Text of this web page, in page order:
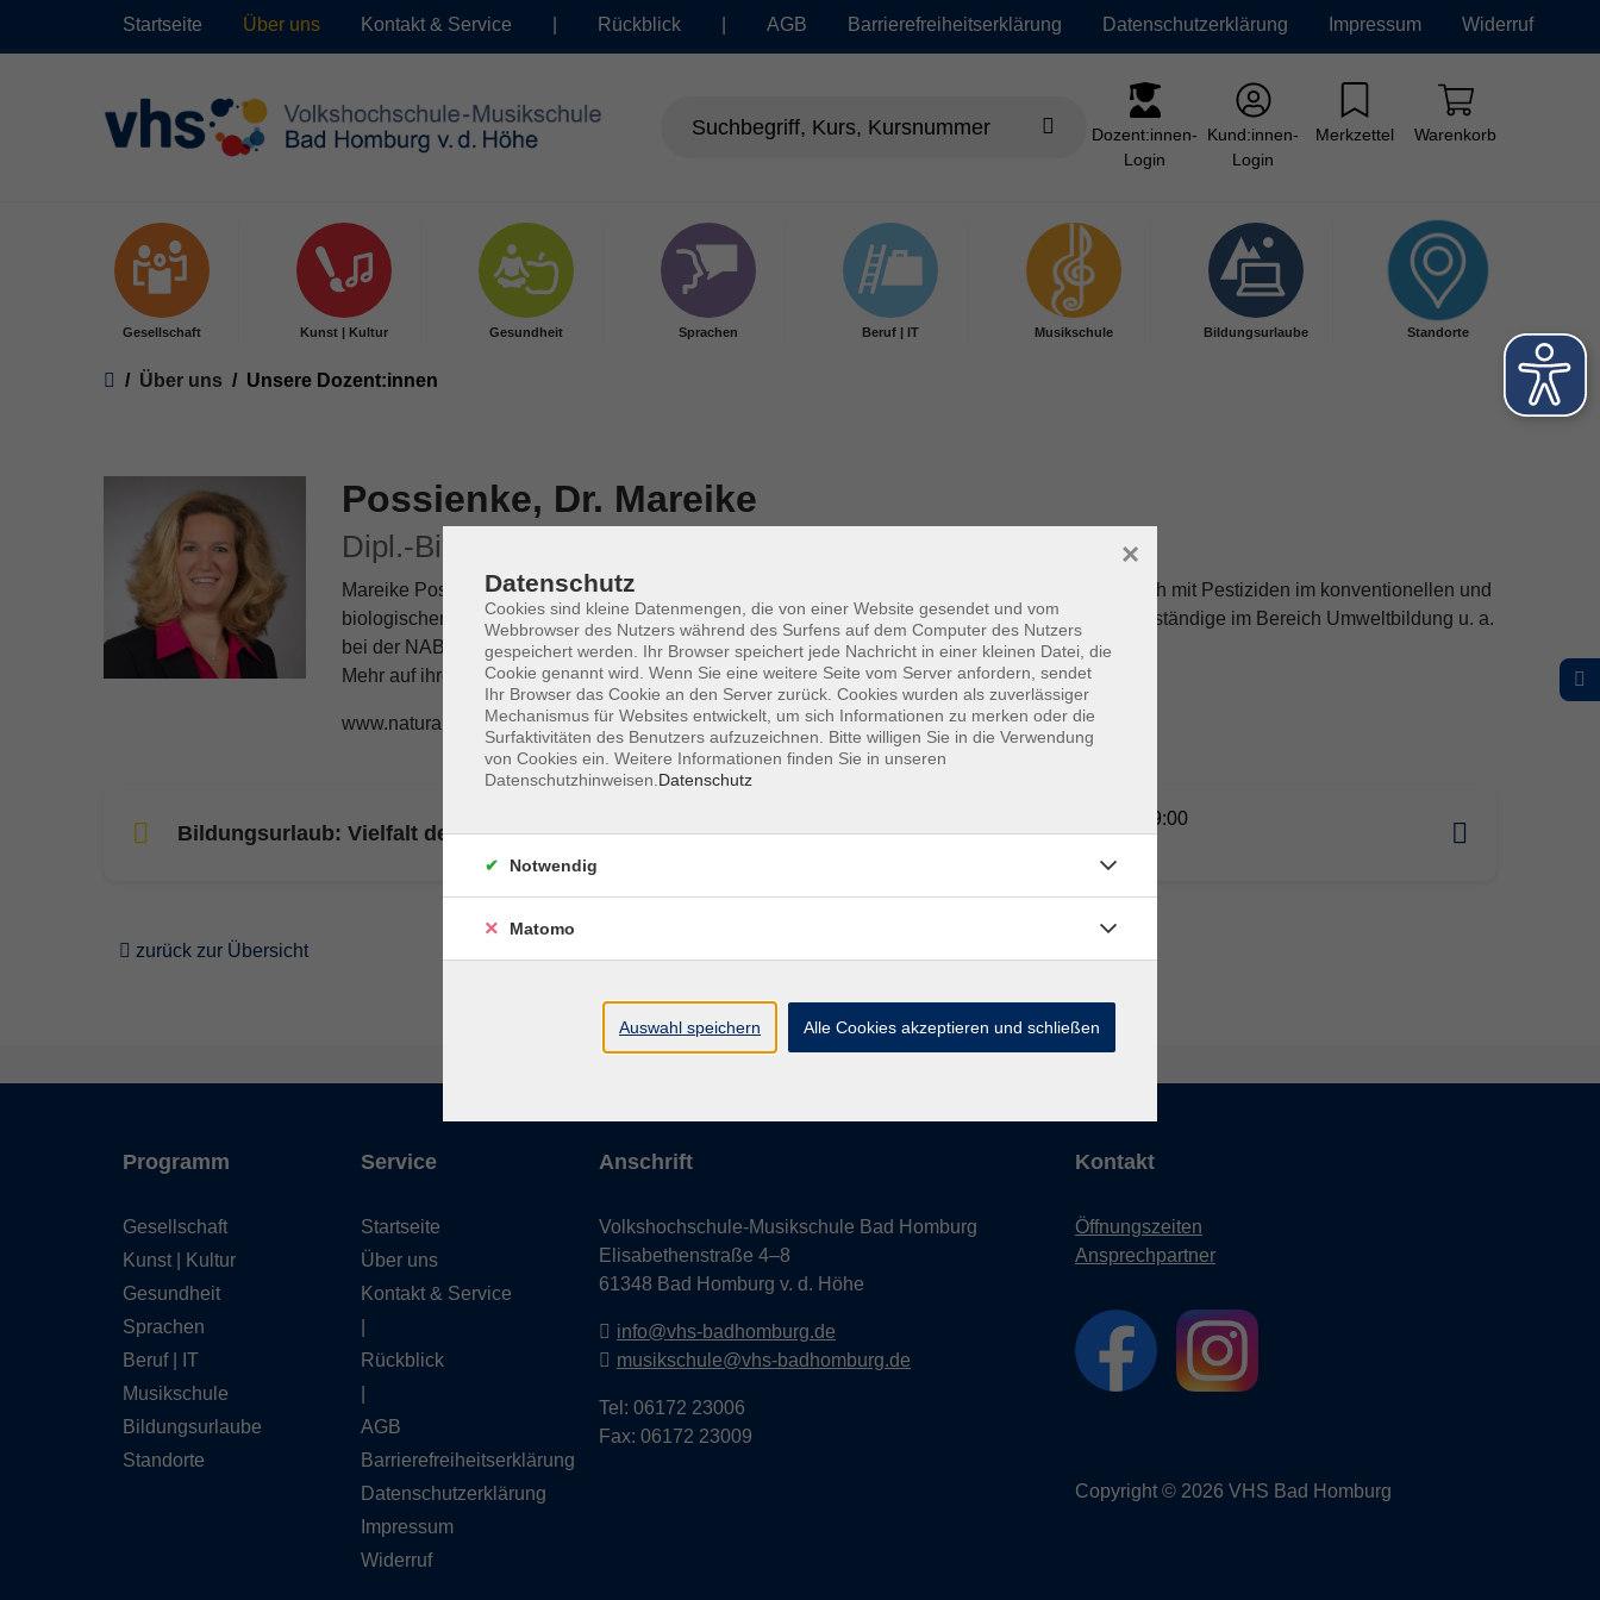
Startseite Über uns Kontakt & Service Rückblick AGB Barrierefreiheitserklärung Datenschutzerklärung Impressum Widerruf
Dozent:innen-
Login
Kund:innen-
Login
Merkzettel Warenkorb
Gesellschaft Kunst | Kultur Gesundheit Sprachen Beruf | IT Musikschule Bildungsurlaube Standorte
You are here:
Über uns Unsere Dozent:innen
Possienke, Dr. Mareike
Dipl.-Biologin
Mareike Possienke, Dipl.-Biologin, promovierte in Biochemie und beschäftigte sich lange beruflich mit Pestiziden im konventionellen und
biologischen Landbau. Zudem ist sie als Naturfotografin, ausgebildete Naturpädagogin und Selbständige im Bereich Umweltbildung u. a.
bei der NABU naturgucker-Akademie als Autorin der Themen Schmetterlinge und Wanzen tätig.
Mehr auf ihrer Website: Naturalium.de
www.naturalium.de
Bildungsurlaub: Vielfalt des Lebens. Biodiversität im Taunus entdecken
Mo. 03.08.2026 09:00
zurück zur Übersicht
Programm
Gesellschaft
Kunst | Kultur
Gesundheit
Sprachen
Beruf | IT
Musikschule
Bildungsurlaube
Standorte
Service
Startseite
Über uns
Kontakt & Service
Rückblick
AGB
Barrierefreiheitserklärung
Datenschutzerklärung
Impressum
Widerruf
Anschrift
Volkshochschule-Musikschule Bad Homburg
Elisabethenstraße 4–8
61348 Bad Homburg v. d. Höhe
info@vhs-badhomburg.de
musikschule@vhs-badhomburg.de
Tel: 06172 23006
Fax: 06172 23009
Kontakt
Öffnungszeiten
Ansprechpartner
Copyright © 2026 VHS Bad Homburg
Datenschutz
Cookies sind kleine Datenmengen, die von einer Website gesendet und vom
Webbrowser des Nutzers während des Surfens auf dem Computer des Nutzers
gespeichert werden. Ihr Browser speichert jede Nachricht in einer kleinen Datei, die
Cookie genannt wird. Wenn Sie eine weitere Seite vom Server anfordern, sendet
Ihr Browser das Cookie an den Server zurück. Cookies wurden als zuverlässiger
Mechanismus für Websites entwickelt, um sich Informationen zu merken oder die
Surfaktivitäten des Benutzers aufzuzeichnen. Bitte willigen Sie in die Verwendung
von Cookies ein. Weitere Informationen finden Sie in unseren
Datenschutzhinweisen. Datenschutz
×
Notwendig
Matomo
Auswahl speichern Alle Cookies akzeptieren und schließen